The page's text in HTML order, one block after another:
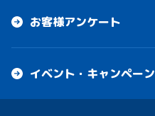
お客様アンケート
イベント・キャンペーン